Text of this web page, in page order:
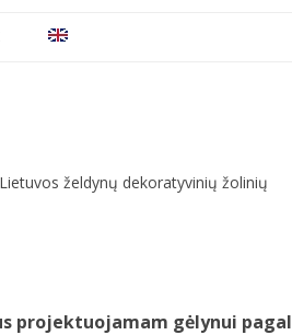
želdynų dekoratyvinių žolinių
projektuojamam gėlynui pagal